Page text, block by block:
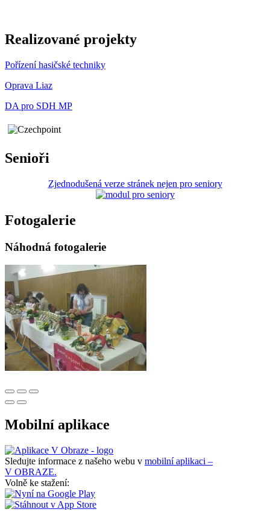
Realizované projekty
Pořízení hasičské techniky
Oprava Liaz
DA pro SDH MP
Senioři
Zjednodušená verze stránek nejen pro seniory
Fotogalerie
Náhodná fotogalerie
Mobilní aplikace
Sledujte informace z našeho webu v mobilní aplikaci –
V OBRAZE.
Volně ke stažení: